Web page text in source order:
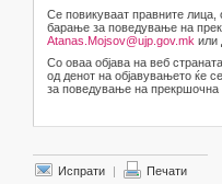
Се повикуваат правните лица,
барање за поведување на
Atanas.Mojsov@ujp.gov.mk или
Со оваа објава на веб
од денот на објавувањето ќе
за поведување на прекршочна
Испрати | Печати